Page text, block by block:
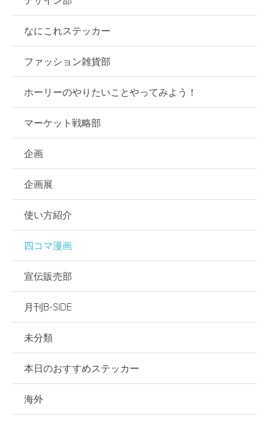
なにこれステッカー
ファッション雑貨部
ホーリーのやりたいことやってみよう！
マーケット戦略部
企画
企画展
使い方紹介
四コマ漫画
宣伝販売部
月刊B-SIDE
未分類
本日のおすすめステッカー
海外